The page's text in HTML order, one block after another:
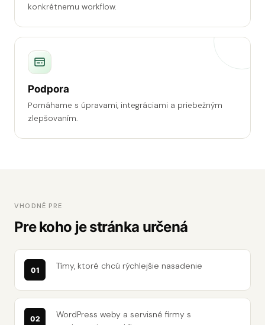
konkrétnemu workflow.
Podpora
Pomáhame s úpravami, integráciami a priebežným
zlepšovaním.
VHODNÉ PRE
Pre koho je stránka určená
Tímy, ktoré chcú rýchlejšie nasadenie
WordPress weby a servisné firmy s